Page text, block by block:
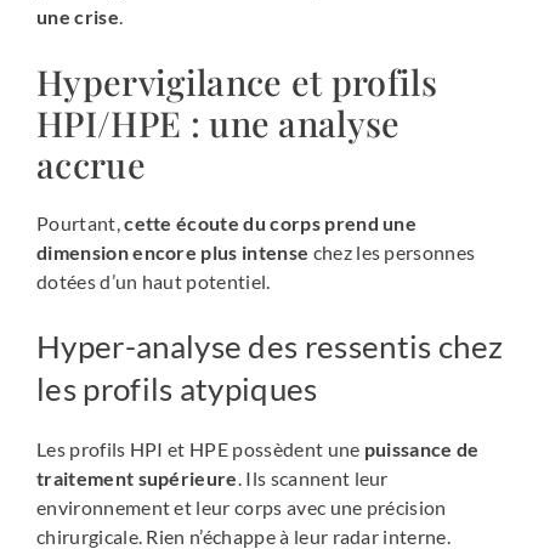
une crise
Hypervigilance et profils
HPI/HPE : une analyse
accrue
Pourtant,cette écoute du corps prend une
dimension encore plus intense chez les personnes
dotées d’un haut potentiel.
Hyper-analyse des ressentis chez
les profils atypiques
Les profils HPI et HPE possèdent une puissance de
traitement supérieure . Ils scannent leur
environnement et leur corps avec une précision
chirurgicale. Rien n’échappe à leur radar interne.